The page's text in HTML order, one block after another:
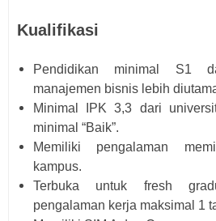
Kualifikasi
Pendidikan minimal S1
manajemen bisnis lebih
Minimal IPK 3,3 dari
minimal “Baik”.
Memiliki pengalaman
kampus.
Terbuka untuk fresh
pengalaman kerja maksimal 1